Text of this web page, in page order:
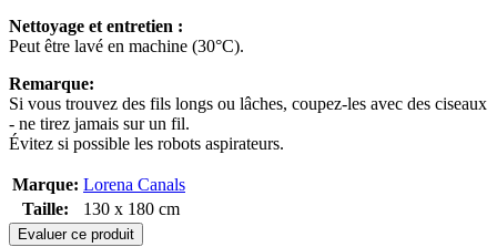
Nettoyage et entretien :
Peut être lavé en machine (30°C).
Remarque:
Si vous trouvez des fils longs ou lâches, coupez-les avec des ciseaux
- ne tirez jamais sur un fil.
Évitez si possible les robots aspirateurs.
Marque: Lorena Canals
Taille:
130 x 180 cm
Evaluer ce produit